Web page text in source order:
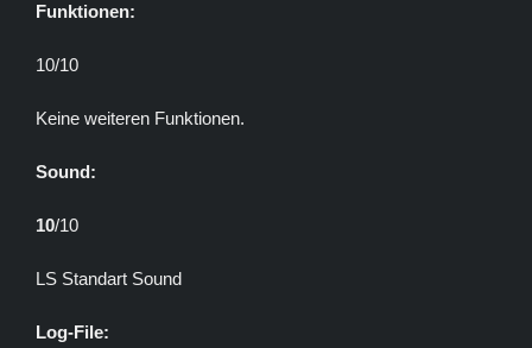
Funktionen:
10/10
Keine weiteren Funktionen.
Sound:
10/10
LS Standart Sound
Log-File: